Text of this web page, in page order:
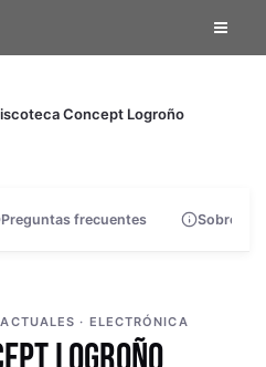
Concept Logroño
Preguntas frecuentes Sobre la
· ELECTRÓNICA